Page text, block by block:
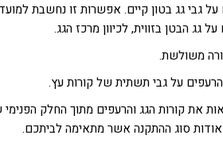
גבי גג בטון קיים. אפשרות זו נחשבת
הבטן בזווית, לכיוון מרכז הגג.
משולשת.
הרעפים על גבי תשתית של קורות עץ.
את קורות הגג והרעפים מתוך החלק
אודות סוג ההתקנה אשר מתאימה לביתכם.